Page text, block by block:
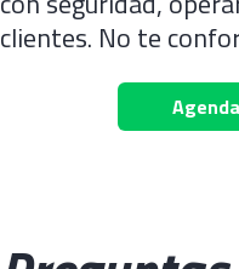
clientes. No te